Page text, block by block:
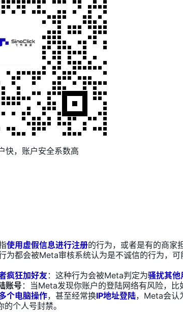
快，账户安全系数高
使用虚假信息进行注册的行为，或者是有的商家
为都会被Meta审核系统认为是不诚信的行为，
疯狂加好友 ：这种行为会被Meta判定为骚扰其他
账号 ：当Meta发现你账户的登陆网络有风险，比
个电脑操作，甚至经常换IP地址登陆，Meta会认
的个人号封禁。